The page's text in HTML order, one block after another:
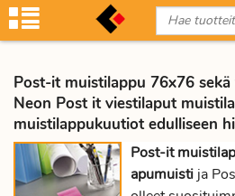
Post-it muistilappu 76x76
Neon Post it viestilaput
muistilappukuutiot edulliseen
Post-it
apumuisti ja